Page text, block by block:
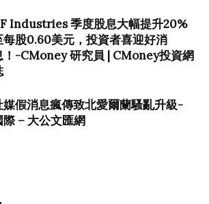
Industries 季度股息大幅提升20%
每股0.60美元，投資者喜迎好消
！-CMoney 研究員 | CMoney投資網
媒假消息瘋傳致北愛爾蘭騷亂升級-
際 – 大公文匯網